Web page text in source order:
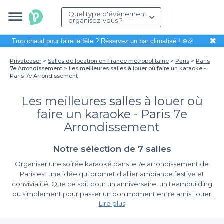
Quel type d'évènement
organisez-vous ?
Trop chaud pour faire la fête ? Réservez un bar climatisé! ❄️🎉 ✖
Privateaser Salles de location en France métropolitaine Paris
Paris
7e Arrondissement
Les meilleures salles à louer où faire un karaoke -
Paris 7e Arrondissement
Les meilleures salles à louer où
faire un karaoke - Paris 7e
Arrondissement
Notre sélection de 7 salles
Organiser une soirée karaoké dans le 7e arrondissement de
Paris est une idée qui promet d'allier ambiance festive et
convivialité. Que ce soit pour un anniversaire, un teambuilding
ou simplement pour passer un bon moment entre amis, louer
une salle adaptée à cette activité est essentiel. Grâce à notre
Lire plus